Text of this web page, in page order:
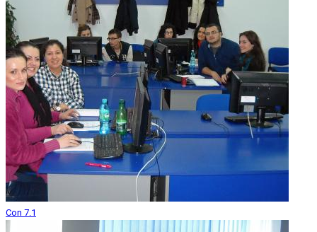
Con 7.1